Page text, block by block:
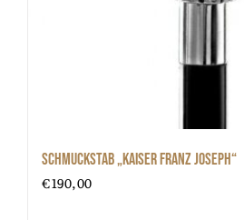
Schmuckstab „Kaiser Franz Joseph“
€190,00